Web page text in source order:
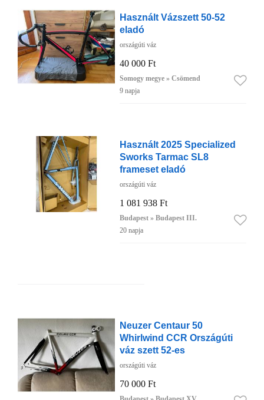
Használt Vázszett 50-52
eladó
országúti váz
40 000 Ft
Somogy megye » Csömend
9 napja
Használt 2025 Specialized
Sworks Tarmac SL8
frameset eladó
országúti váz
1 081 938 Ft
Budapest » Budapest III.
20 napja
Neuzer Centaur 50
Whirlwind CCR Országúti
váz szett 52-es
országúti váz
70 000 Ft